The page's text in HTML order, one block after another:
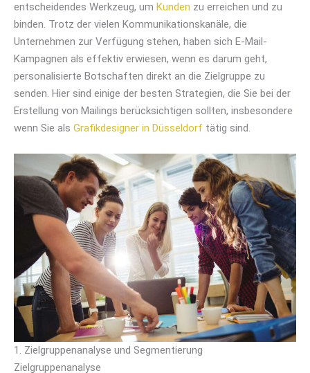
entscheidendes Werkzeug, um Kunden zu erreichen und zu
binden. Trotz der vielen Kommunikationskanäle, die
Unternehmen zur Verfügung stehen, haben sich E-Mail-
Kampagnen als effektiv erwiesen, wenn es darum geht,
personalisierte Botschaften direkt an die Zielgruppe zu
senden. Hier sind einige der besten Strategien, die Sie bei der
Erstellung von Mailings berücksichtigen sollten, insbesondere
wenn Sie als Grafikdesigner in Düsseldorf tätig sind.
1. Zielgruppenanalyse und Segmentierung
Zielgruppenanalyse